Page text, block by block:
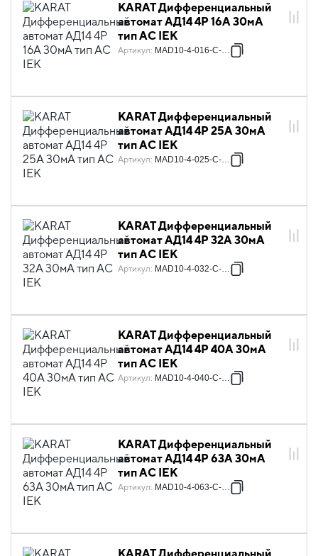
KARAT Дифференциальный
автомат АД14 4P 16А 30мА
тип AC IEK
Артикул: MAD10-4-016-C-030
KARAT Дифференциальный
автомат АД14 4P 25А 30мА
тип AC IEK
Артикул: MAD10-4-025-C-030
KARAT Дифференциальный
автомат АД14 4P 32А 30мА
тип AC IEK
Артикул: MAD10-4-032-C-030
KARAT Дифференциальный
автомат АД14 4P 40А 30мА
тип AC IEK
Артикул: MAD10-4-040-C-030
KARAT Дифференциальный
автомат АД14 4P 63А 30мА
тип AC IEK
Артикул: MAD10-4-063-C-030